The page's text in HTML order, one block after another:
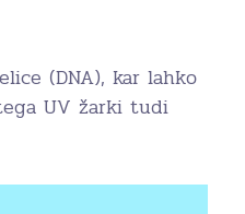
(DNA), kar lahko
UV žarki tudi